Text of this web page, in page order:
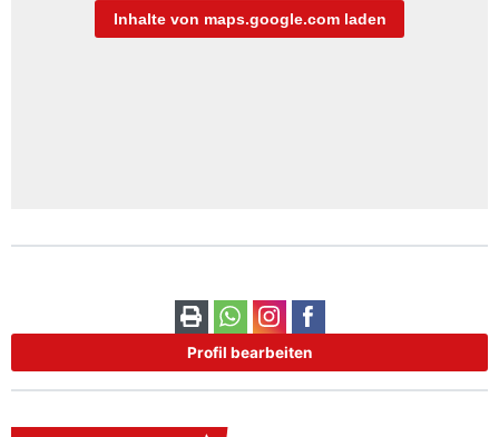
Inhalte von maps.google.com laden
Profil bearbeiten